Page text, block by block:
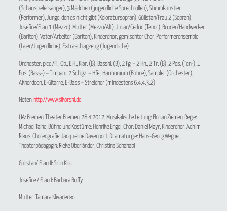
(Schauspielersänger), 3 Mädchen (jugendliche Sprechrollen), Stimmkünstler
(Performer), Junge, den es nicht gibt (Koloratursopran), Gülistan/Frau 2 (Sopran),
Josefine/Frau 1 (Mezzo), Mutter (Mezzo/Alt), Julian/Cedric (Tenor), Bruder/Handwerker
(Bariton), Vater/Arbeiter (Bariton), Kinderchor, gemischter Chor, Performerensemble
(Laien/Jugendliche), Extraschlagzeug (Jugendliche)
Orchester: picc./Fl., Ob., E.H., Klar. (B), Basskl. (B), 2 Fg. – 2 Hn., 2 Tr. (B), 2 Pos. (Ten-), 1
Pos. (Bass-) – Timpani, 2 Schlgz. – Hfe., Harmonium (Bühne), Sampler (Orchester),
Akkordeon, E-Gitarre, E-Bass – Streicher (mindestens 6.4.4.3.2)
Noten: http://www.sikorski.de
UA: Bremen, Theater Bremen, 28.4.2012, Musikalische Leitung: Florian Ziemen, Regie:
Michael Talke, Bühne und Kostüme: Henrike Engel, Chor: Daniel Mayr, Kinderchor: Achim
Rikus, Choreografie: Jacqueline Davenport, Dramaturgie: Hans-Georg Wegner,
Theaterpädagogik: Rieke Oberländer, Christina Schahabi
Gülistan/ Frau II: Sirin Kilic
Josefine / Frau I: Barbara Buffy
Mutter: Tamara Klivadenko